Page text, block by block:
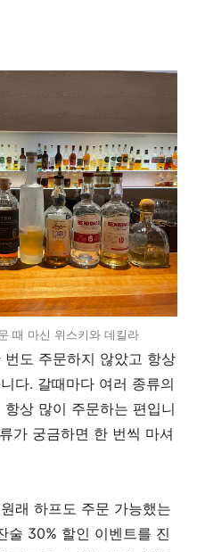
때 마신 위스키와 데킬라
도 주문하지 않았고 항상
다. 갈때마다 여러 종류의
상 많이 주문하는 편입니
가 궁금하면 한 번씩 마셔
래 하프도 주문 가능했는
술 30% 할인 이벤트를 진